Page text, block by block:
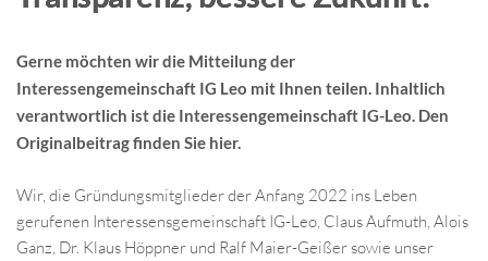
Gerne möchten wir die Mitteilung der
Interessengemeinschaft IG Leo mit Ihnen teilen. Inhaltlich
verantwortlich ist die Interessengemeinschaft IG-Leo. Den
Originalbeitrag finden Sie hier.
Wir, die Gründungsmitglieder der Anfang 2022 ins Leben
gerufenen Interessensgemeinschaft IG-Leo, Claus Aufmuth, Alois
Ganz, Dr. Klaus Höppner und Ralf Maier-Geißer sowie unser